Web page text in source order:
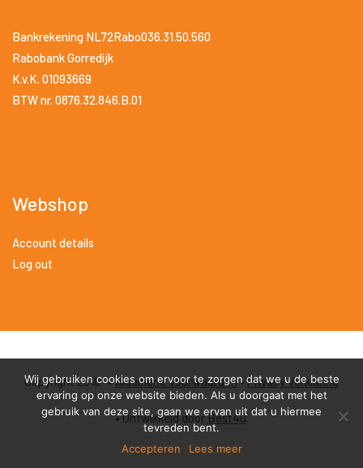
Bankrekening NL72Rabo036.31.50.560
Rabobank Gorredijk
K.v.K. 01093669
BTW nr. 0876.32.846.B.01
Webshop
Account details
Log out
Copyright 2018 •Algemene Voorwaarden•Privacy Verklaring
• Ontwikkeld doorBest4u.
Wij gebruiken cookies om ervoor te zorgen dat we u de beste
ervaring op onze website bieden. Als u doorgaat met het
gebruik van deze site, gaan we ervan uit dat u hiermee
tevreden bent.
Accepteren
Lees meer